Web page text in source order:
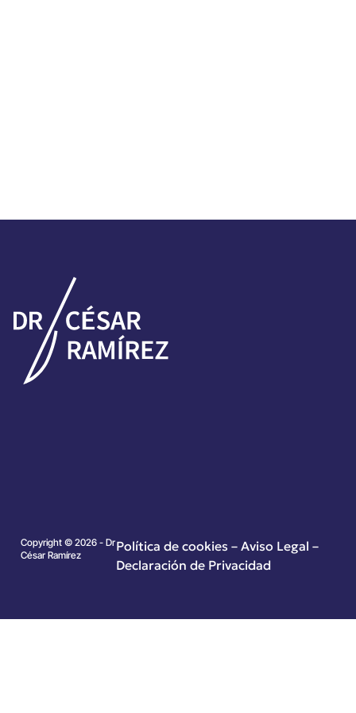
Copyright © 2026 - Dr
César Ramírez
Política de cookies –Aviso Legal –
Declaración de Privacidad